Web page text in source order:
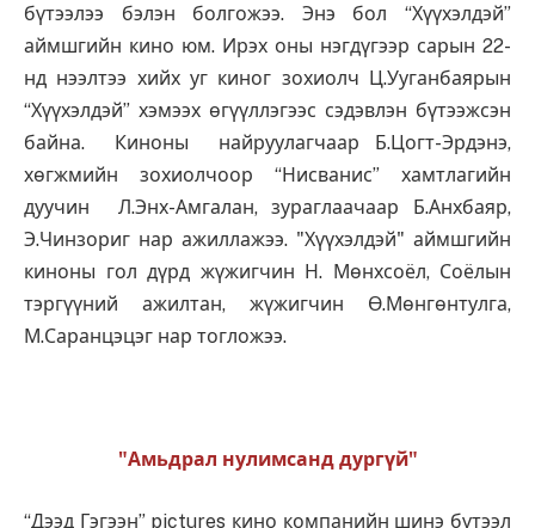
бүтээлээ бэлэн болгожээ. Энэ бол “Хүүхэлдэй”
аймшгийн кино юм. Ирэх оны нэгдүгээр сарын 22-
нд нээлтээ хийх уг киног зохиолч Ц.Ууганбаярын
“Хүүхэлдэй” хэмээх өгүүллэгээс сэдэвлэн бүтээжсэн
байна. Киноны найруулагчаар Б.Цогт-Эрдэнэ,
хөгжмийн зохиолчоор “Нисванис” хамтлагийн
дуучин Л.Энх-Амгалан, зураглаачаар Б.Анхбаяр,
Э.Чинзориг нар ажиллажээ. "Хүүхэлдэй" аймшгийн
киноны гол дүрд жүжигчин Н. Мөнхсоёл, Соёлын
тэргүүний ажилтан, жүжигчин Ө.Мөнгөнтулга,
М.Саранцэцэг нар тогложээ.
"Амьдрал нулимсанд дургүй"
“Дээд Гэгээн” pictures кино компанийн шинэ бүтээл